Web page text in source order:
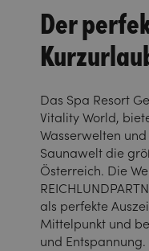
Der
Das Spa Resort
Vitality World,
Wasserwelten
Saunawelt die
Österreich. Die
als perfekte
Mittelpunkt und
und Entspannung.